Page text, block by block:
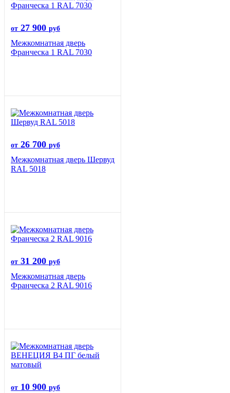
от 27 900 руб
Межкомнатная дверь
Франческа 1 RAL 7030
от 26 700 руб
Межкомнатная дверь Шервуд
RAL 5018
от 31 200 руб
Межкомнатная дверь
Франческа 2 RAL 9016
от 10 900 руб